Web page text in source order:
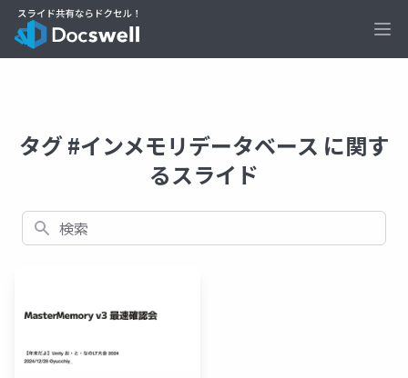
タグ #インメモリデータベース に関す
るスライド
検索